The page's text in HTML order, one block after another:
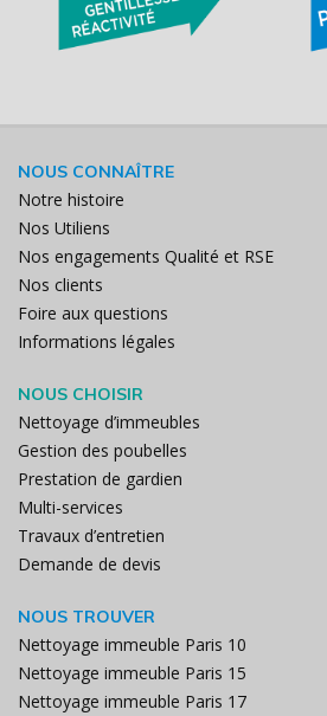
NOUS CONNAÎTRE
Notre histoire
Nos Utiliens
Nos engagements Qualité et RSE
Nos clients
Foire aux questions
Informations légales
NOUS CHOISIR
Nettoyage d’immeubles
Gestion des poubelles
Prestation de gardien
Multi-services
Travaux d’entretien
Demande de devis
NOUS TROUVER
Nettoyage immeuble Paris 10
Nettoyage immeuble Paris 15
Nettoyage immeuble Paris 17